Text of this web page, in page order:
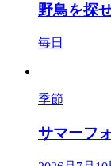
野鳥を探
毎日
季節
サマーフ